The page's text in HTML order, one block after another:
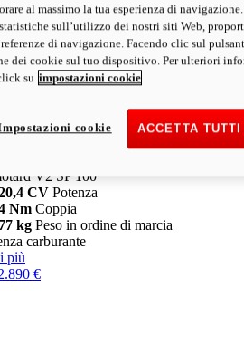
V2 SP
CVPotenza
NmCoppia
kgPeso in ordine di marcia
carburante
35 kW: 18.890 € i
scopri di più
V2 SP 100
CV Potenza
Nm Coppia
kg Peso in ordine di marcia
carburante
più
€
al massimo la tua esperienza di
sull’utilizzo dei nostri siti Web,
di navigazione. Facendo clic sul
dei cookie sul tuo dispositivo. Per ulteriori
su impostazioni cookie
ACCETTA
cookie